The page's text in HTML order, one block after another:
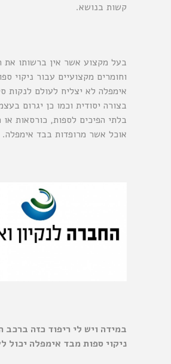
קשות בנושא.
בעל מקצוע אשר אין ברשותו את
וחומרים מקצועיים עבור ניקוי
אימפלה לא יצליח לעולם לנקות
בצורה יסודית וכמו כן יגרום
בלתי הפיכים לספות, כורסאות או
אוכל אשר מרופדות בבד אימפלה.
במידה ויש לי ריפוד כזה
ניקוי ספות מבד אימפלה יכול